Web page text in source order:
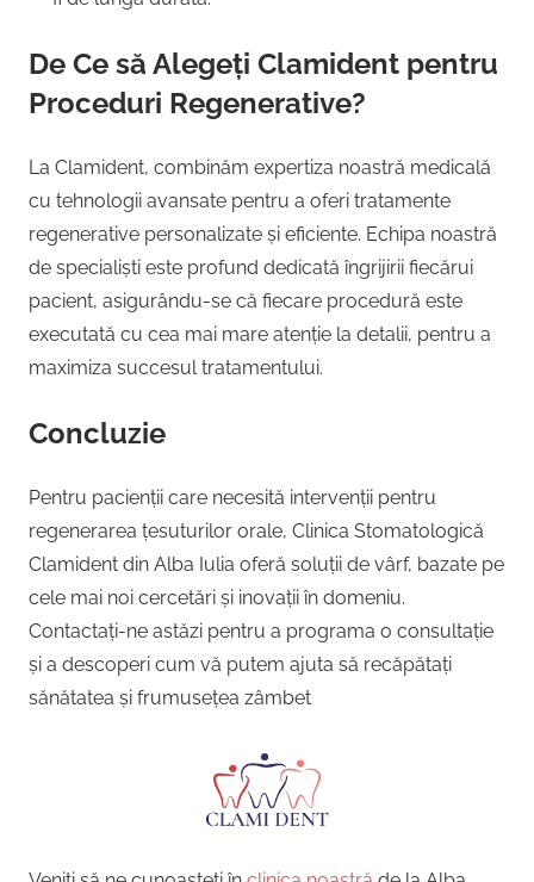
De Ce să Alegeți Clamident pentru
Proceduri Regenerative?
La Clamident, combinăm expertiza noastră medicală
cu tehnologii avansate pentru a oferi tratamente
regenerative personalizate și eficiente. Echipa noastră
de specialiști este profund dedicată îngrijirii fiecărui
pacient, asigurându-se că fiecare procedură este
executată cu cea mai mare atenție la detalii, pentru a
maximiza succesul tratamentului.
Concluzie
Pentru pacienții care necesită intervenții pentru
regenerarea țesuturilor orale, Clinica Stomatologică
Clamident din Alba Iulia oferă soluții de vârf, bazate pe
cele mai noi cercetări și inovații în domeniu.
Contactați-ne astăzi pentru a programa o consultație
și a descoperi cum vă putem ajuta să recăpătați
sănătatea și frumusețea zâmbet